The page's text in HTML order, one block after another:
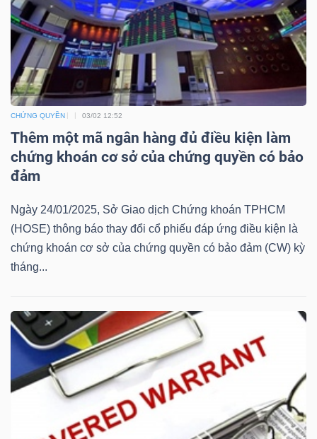
CHỨNG QUYỀN 03/02 12:52
Thêm một mã ngân hàng đủ điều kiện làm
chứng khoán cơ sở của chứng quyền có bảo
đảm
Ngày 24/01/2025, Sở Giao dịch Chứng khoán TPHCM
(HOSE) thông báo thay đổi cổ phiếu đáp ứng điều kiện là
chứng khoán cơ sở của chứng quyền có bảo đảm (CW) kỳ
tháng...
Tin
tức
(-)
Bài
viết
của
tác
giả
Báo
cáo
(-)
Thuật
ngữ